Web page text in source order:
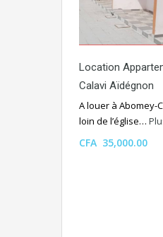
Location
Calavi Aïdégnon
A louer à Abomey-
loin de l’église…
CFA 35,000.00